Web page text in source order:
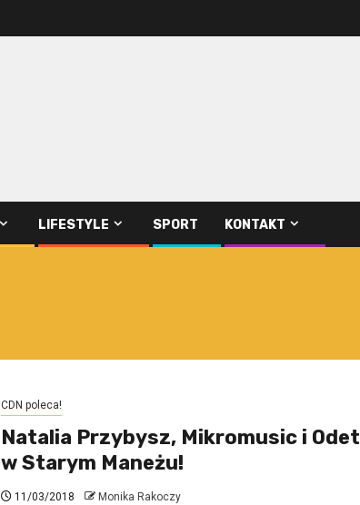
LIFESTYLE SPORT KONTAKT
CDN poleca!
Natalia Przybysz, Mikromusic i Odet
w Starym Maneżu!
11/03/2018 Monika Rakoczy